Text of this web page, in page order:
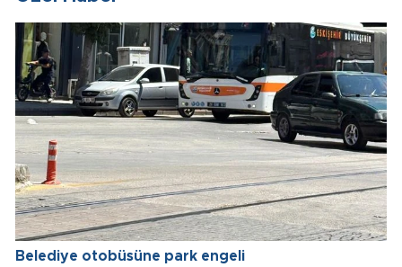
Belediye otobüsüne park engeli